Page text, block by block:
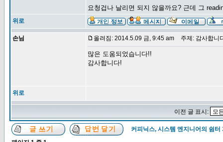
요청겁나 날리면 되지 않을까요? 근데 그
위로
손님 올려짐: 2014.5.09 금, 9:45 am 주제: 감사합니
많은 도움되었습니다!!
감사합니다!
위로
이전 글 표시:
커피닉스, 시스템 엔지니어의 쉼터